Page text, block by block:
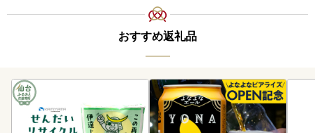
おすすめ返礼品